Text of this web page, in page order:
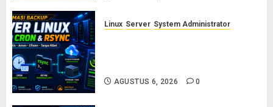
Linux Server System Administrator
AGUSTUS 6, 2026 0